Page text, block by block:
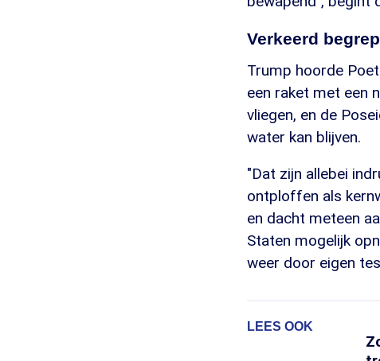
Verkeerd
Trump hoorde
een raket met een
vliegen, en de
water kan blijven.
"Dat zijn allebei
ontploffen als
en dacht meteen
Staten mogelijk
weer door eigen
LEES OOK